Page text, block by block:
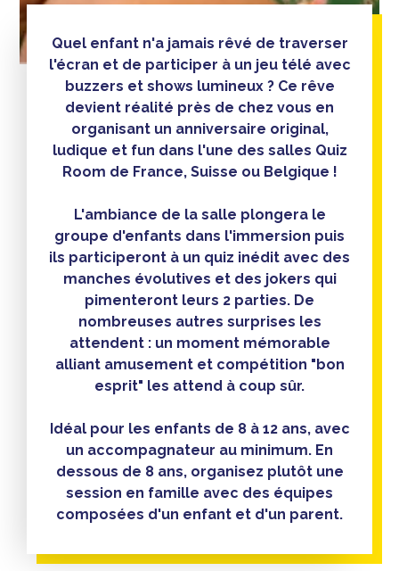
Quel enfant n'a jamais rêvé de traverser
l'écran et de participer à un jeu télé avec
buzzers et shows lumineux ? Ce rêve
devient réalité près de chez vous en
organisant un anniversaire original,
ludique et fun dans l'une des salles Quiz
Room de France, Suisse ou Belgique !
L'ambiance de la salle plongera le
groupe d'enfants dans l'immersion puis
ils participeront à un quiz inédit avec des
manches évolutives et des jokers qui
pimenteront leurs 2 parties. De
nombreuses autres surprises les
attendent : un moment mémorable
alliant amusement et compétition "bon
esprit" les attend à coup sûr.
Idéal pour les enfants de 8 à 12 ans, avec
un accompagnateur au minimum. En
dessous de 8 ans, organisez plutôt une
session en famille avec des équipes
composées d'un enfant et d'un parent.